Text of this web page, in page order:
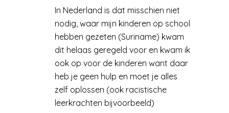
In Nederland is dat misschien niet
nodig, waar mijn kinderen op school
hebben gezeten (Suriname) kwam
dit helaas geregeld voor en kwam ik
ook op voor de kinderen want daar
heb je geen hulp en moet je alles
zelf oplossen (ook racistische
leerkrachten bijvoorbeeld)